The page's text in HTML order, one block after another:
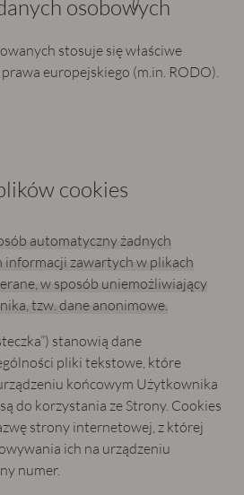
osobowych
stosuje się właściwe
europejskiego (m.in. RODO).
cookies
automatyczny żadnych
informacji zawartych w plikach
w sposób uniemożliwiający
tzw. dane anonimowe.
stanowią dane
pliki tekstowe, które
końcowym Użytkownika
do korzystania ze Strony. Cookies
strony internetowej, z której
ich na urządzeniu
numer.